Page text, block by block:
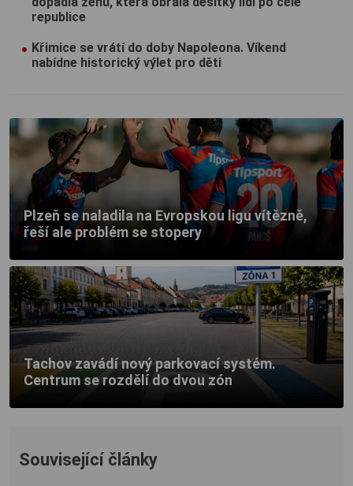
republice
Křimice se vrátí do doby Napoleona. Víkend
nabídne historický výlet pro děti
Plzeň se naladila na Evropskou ligu vítězně,
řeší ale problém se stopery
Tachov zavádí nový parkovací systém.
Centrum se rozdělí do dvou zón
Související články